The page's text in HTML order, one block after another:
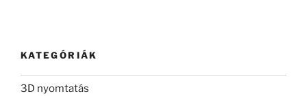
KATEGÓRIÁK
3D nyomtatás